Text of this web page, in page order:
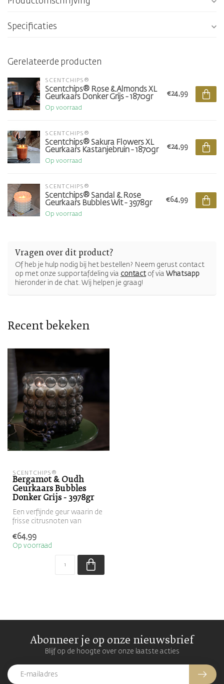
Specificaties
Gerelateerde producten
SCENTCHIPS®
Scentchips® Rose & Almonds XL
Geurkaars Donker Grijs - 1870gr
Op voorraad
€24,99
SCENTCHIPS®
Scentchips® Sakura Flowers XL
Geurkaars Kastanjebruin - 1870gr
Op voorraad
€24,99
SCENTCHIPS®
Scentchips® Sandal & Rose
Geurkaars Bubbles Wit - 3978gr
Op voorraad
€64,99
Vragen over dit product?
Of heb je hulp nodig bij het bestellen? Neem gerust contact
op met onze supportafdeling via contactof via Whatsapp
hieronder in de chat. Wij helpen je graag!
Recent bekeken
SCENTCHIPS®
Bergamot & Oudh
Geurkaars Bubbles
Donker Grijs - 3978gr
Een verfijnde geur waarin de
frisse citrusnoten van
samensme...
€64,99
Op voorraad
Abonneer je op onze nieuwsbrief
Blijf op de hoogte over onze laatste acties